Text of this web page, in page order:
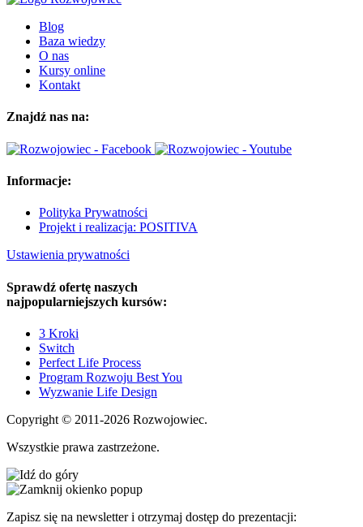
Blog
Baza wiedzy
O nas
Kursy online
Kontakt
Znajdź nas na:
Informacje:
Polityka Prywatności
Projekt i realizacja: POSITIVA
Ustawienia prywatności
Sprawdź ofertę naszych
najpopularniejszych kursów:
3 Kroki
Switch
Perfect Life Process
Program Rozwoju Best You
Wyzwanie Life Design
Copyright © 2011-2026 Rozwojowiec.
Wszystkie prawa zastrzeżone.
Zapisz się na newsletter i otrzymaj dostęp do prezentacji: